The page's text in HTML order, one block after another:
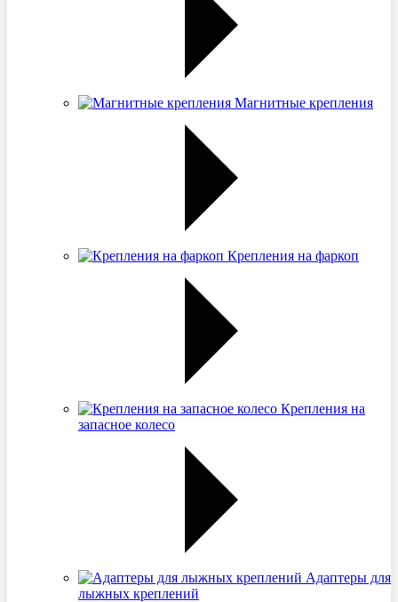
Магнитные крепления
Крепления на фаркоп
Крепления на
запасное колесо
Адаптеры для
лыжных креплений